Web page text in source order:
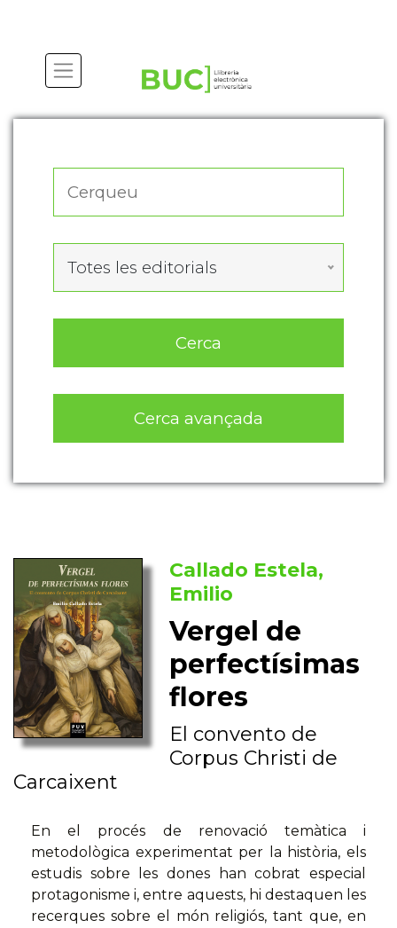
Totes les editorials
Cerca
Cerca avançada
Callado Estela,
Emilio
Vergel de
perfectísimas
flores
El convento de
Corpus Christi de
Carcaixent
En el procés de renovació temàtica i
metodològica experimentat per la història, els
estudis sobre les dones han cobrat especial
protagonisme i, entre aquests, hi destaquen les
recerques sobre el món religiós, tant que, en